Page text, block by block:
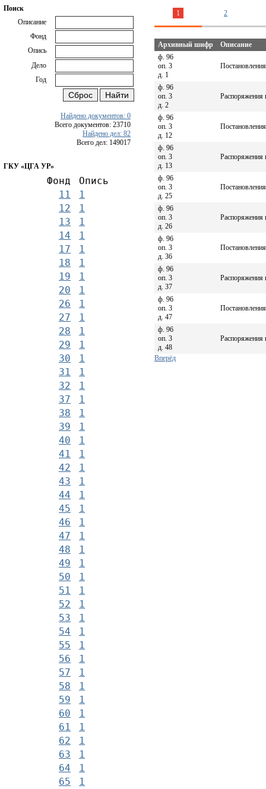
Поиск
Описание
Фонд
Опись
Дело
Год
Найдено документов: 0
Всего документов: 23710
Найдено дел: 82
Всего дел: 149017
ГКУ «ЦГА УР»
Фонд
Опись
11
1
12
1
13
1
14
1
17
1
18
1
19
1
20
1
26
1
27
1
28
1
29
1
30
1
31
1
32
1
37
1
38
1
39
1
40
1
41
1
42
1
43
1
44
1
45
1
46
1
47
1
48
1
49
1
50
1
51
1
52
1
53
1
54
1
55
1
56
1
57
1
58
1
59
1
60
1
61
1
62
1
63
1
64
1
65
1
1 2
Архивный шифр
Описание
ф. 96
оп. 3
д. 1
ф. 96
оп. 3
д. 2
Распоряжения
ф. 96
оп. 3
д. 12
ф. 96
оп. 3
д. 13
Распоряжения
ф. 96
оп. 3
д. 25
ф. 96
оп. 3
д. 26
Распоряжения
ф. 96
оп. 3
д. 36
ф. 96
оп. 3
д. 37
Распоряжения
ф. 96
оп. 3
д. 47
ф. 96
оп. 3
д. 48
Распоряжения
Вперёд